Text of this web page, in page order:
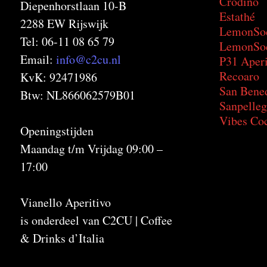
Diepenhorstlaan 10-B
2288 EW Rijswijk
Tel: 06-11 08 65 79
Email: info@c2cu.nl
KvK: 92471986
Btw: NL866062579B01
Openingstijden
Maandag t/m Vrijdag 09:00 –
17:00
Vianello Aperitivo
is onderdeel van C2CU | Coffee
& Drinks d’Italia
Estathé
P31
Recoaro
San
Vibes